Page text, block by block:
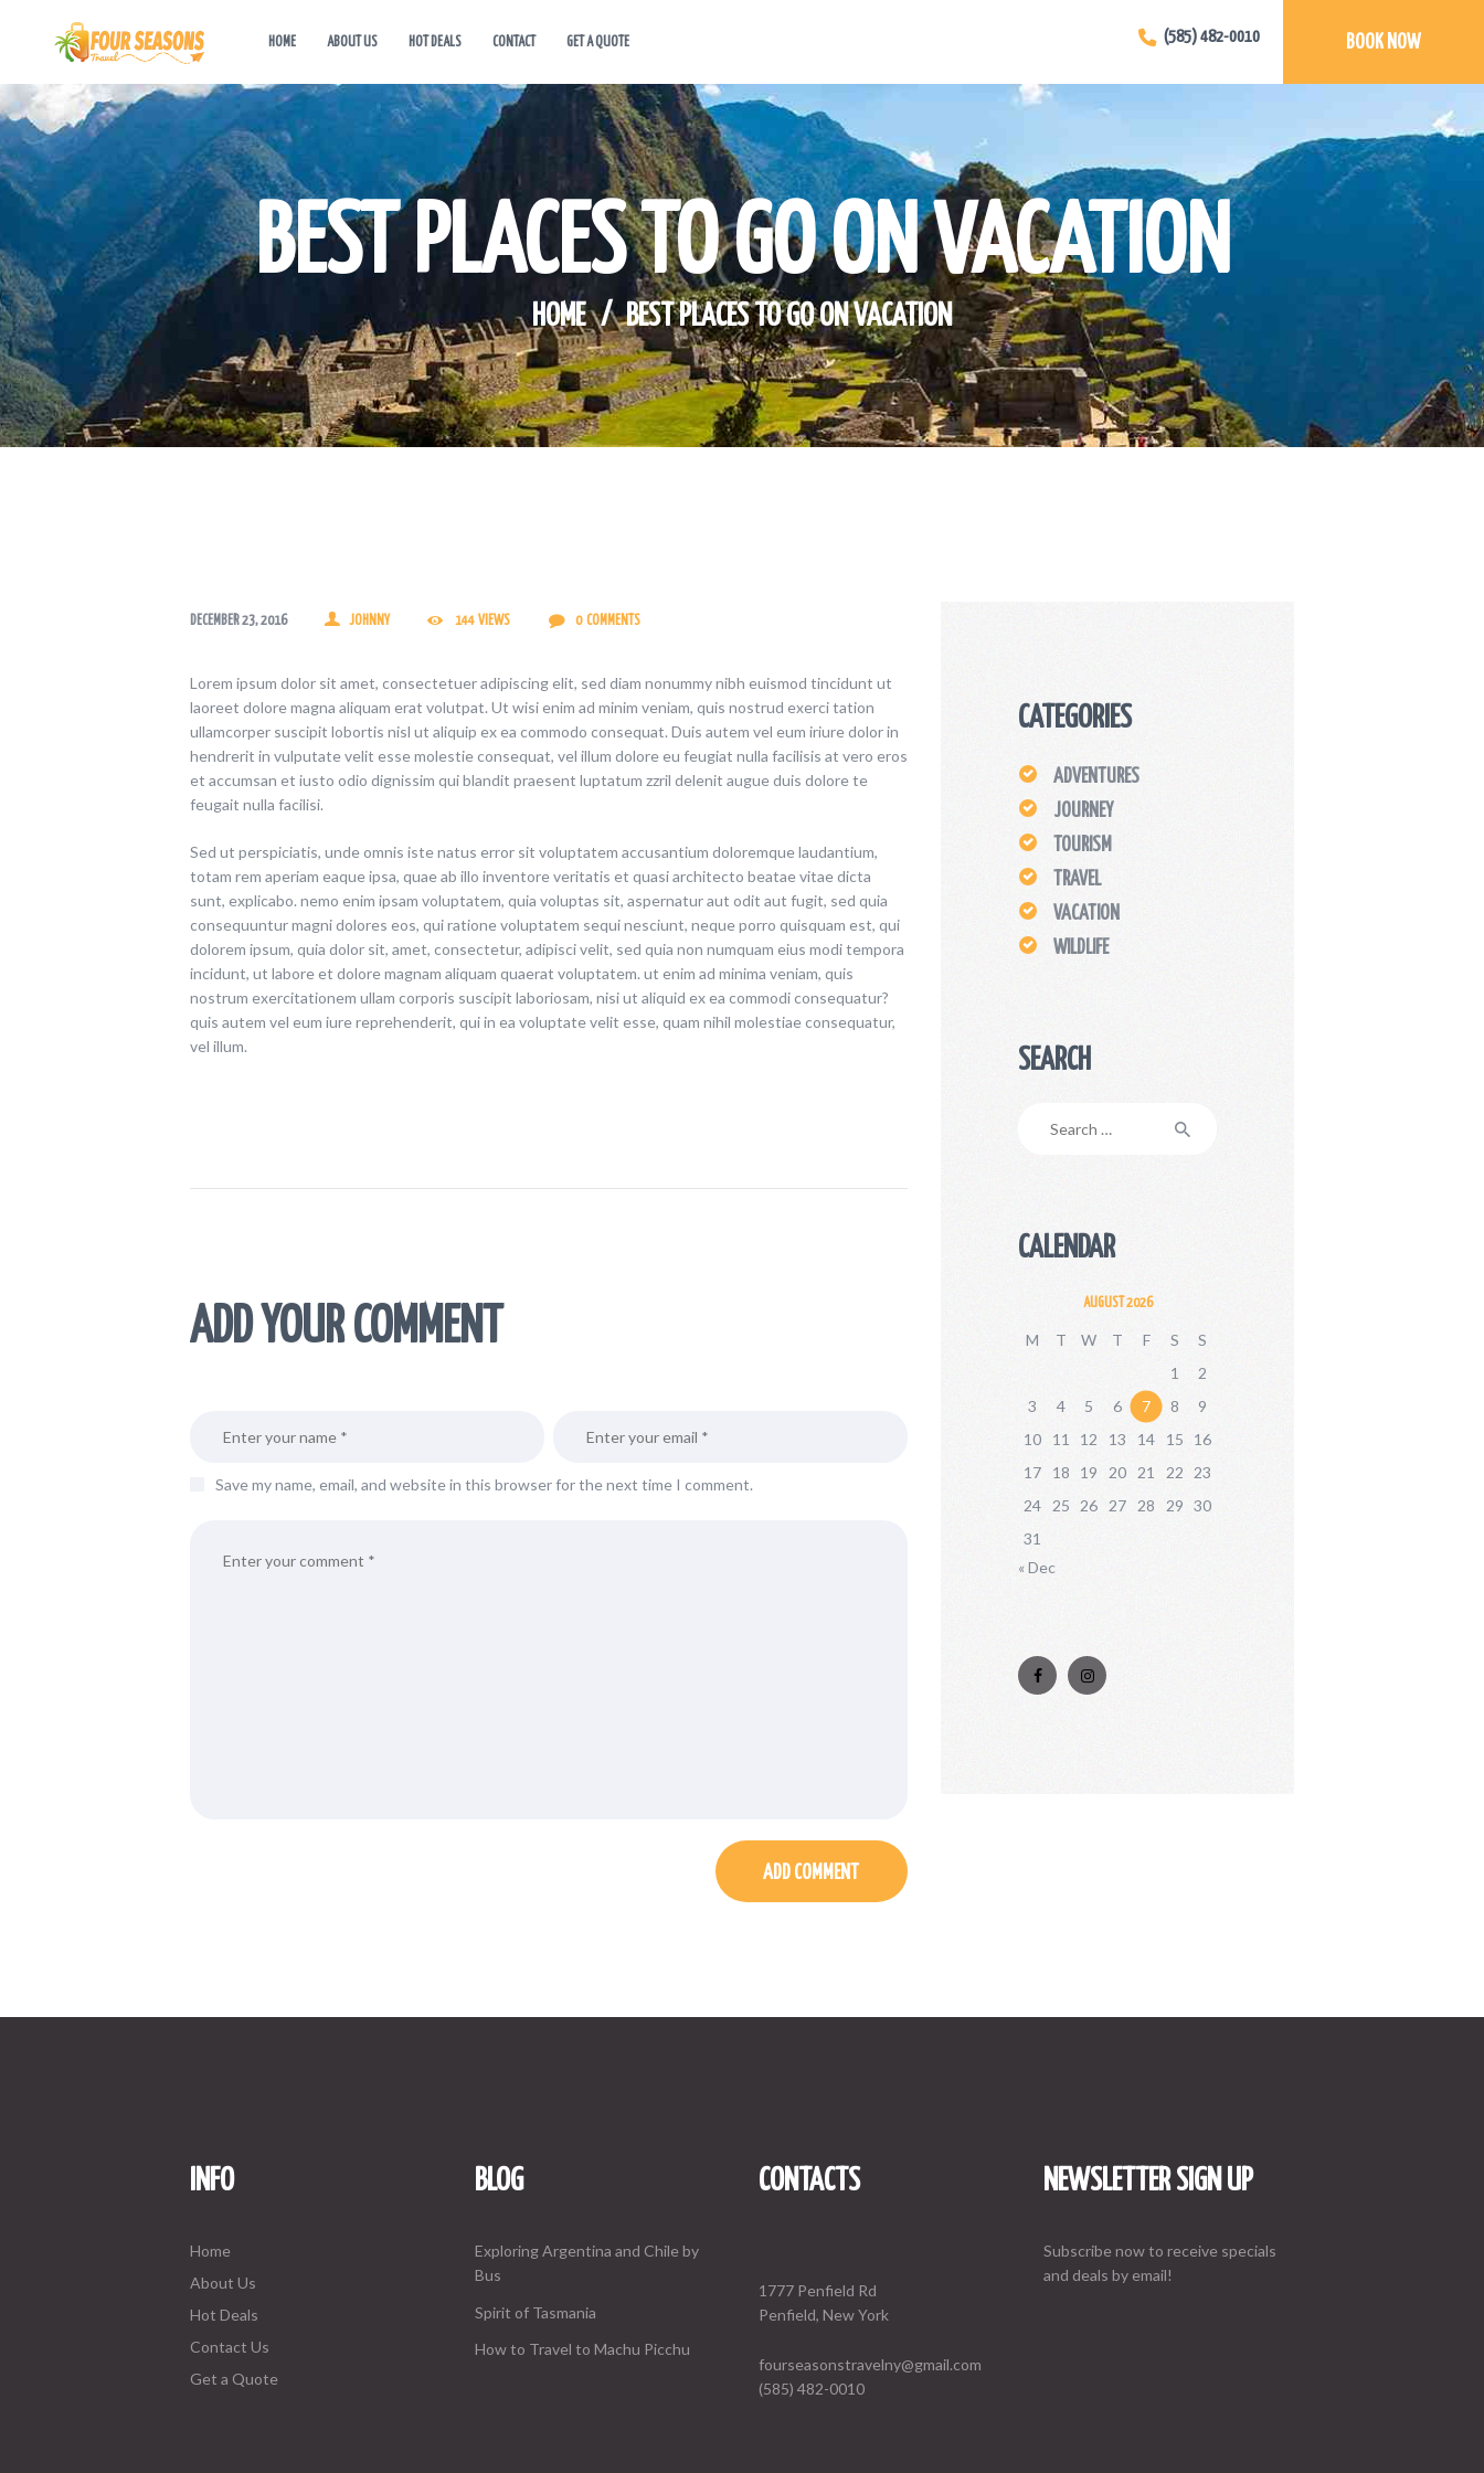
HOME ABOUT US HOT DEALS CONTACT GET A QUOTE BOOK NOW
(585) 482-0010
BEST PLACES TO GO ON VACATION
HOME BEST PLACES TO GO ON VACATION
ABOUT US
HOT DEALS
CONTACT
GET A QUOTE
DECEMBER 23, 2016 JOHNNY 144 VIEWS 0 COMMENTS
Lorem ipsum dolor sit amet, consectetuer adipiscing elit, sed diam nonummy nibh euismod tincidunt ut
laoreet dolore magna aliquam erat volutpat. Ut wisi enim ad minim veniam, quis nostrud exerci tation
ullamcorper suscipit lobortis nisl ut aliquip ex ea commodo consequat. Duis autem vel eum iriure dolor in
hendrerit in vulputate velit esse molestie consequat, vel illum dolore eu feugiat nulla facilisis at vero eros
et accumsan et iusto odio dignissim qui blandit praesent luptatum zzril delenit augue duis dolore te
feugait nulla facilisi.
Sed ut perspiciatis, unde omnis iste natus error sit voluptatem accusantium doloremque laudantium,
totam rem aperiam eaque ipsa, quae ab illo inventore veritatis et quasi architecto beatae vitae dicta
sunt, explicabo. nemo enim ipsam voluptatem, quia voluptas sit, aspernatur aut odit aut fugit, sed quia
consequuntur magni dolores eos, qui ratione voluptatem sequi nesciunt, neque porro quisquam est, qui
dolorem ipsum, quia dolor sit, amet, consectetur, adipisci velit, sed quia non numquam eius modi tempora
incidunt, ut labore et dolore magnam aliquam quaerat voluptatem. ut enim ad minima veniam, quis
nostrum exercitationem ullam corporis suscipit laboriosam, nisi ut aliquid ex ea commodi consequatur?
quis autem vel eum iure reprehenderit, qui in ea voluptate velit esse, quam nihil molestiae consequatur,
vel illum.
ADD YOUR COMMENT
Save my name, email, and website in this browser for the next time I comment.
CATEGORIES
ADVENTURES
JOURNEY
TOURISM
TRAVEL
VACATION
WILDLIFE
SEARCH
CALENDAR
AUGUST 2026
M T W T F S
S
1
2
3
4 5 6 7 8
9
10
11 12 13 14 15
16
17
18 19 20 21 22
23
24
25 26 27 28 29 30
31
« Dec
INFO
Home
About Us
Hot Deals
Contact Us
Get a Quote
BLOG
Exploring Argentina and Chile by
Bus
Spirit of Tasmania
How to Travel to Machu Picchu
CONTACTS
1777 Penfield Rd
Penfield, New York
fourseasonstravelny@gmail.com
(585) 482-0010
NEWSLETTER SIGN UP
Subscribe now to receive specials
and deals by email!